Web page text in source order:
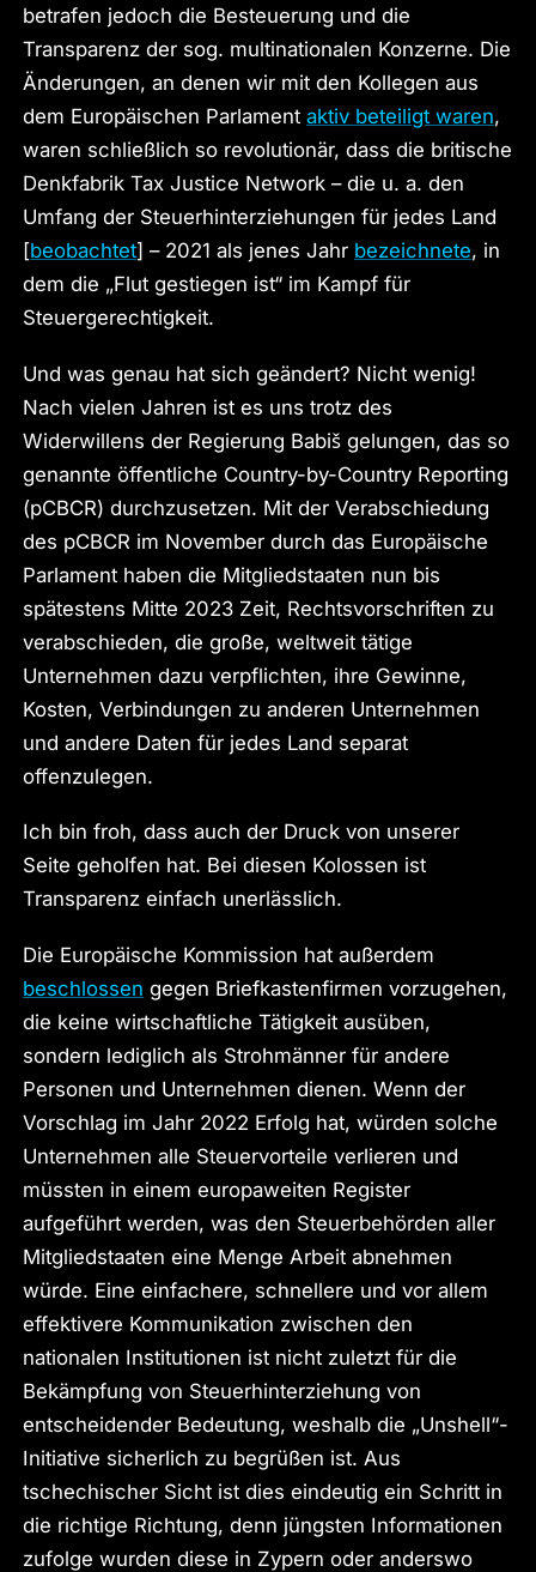
betrafen jedoch die Besteuerung und die
Transparenz der sog. multinationalen Konzerne. Die
Änderungen, an denen wir mit den Kollegen aus
dem Europäischen Parlamentaktiv beteiligt waren,
waren schließlich so revolutionär, dass die britische
Denkfabrik Tax Justice Network – die u. a. den
Umfang der Steuerhinterziehungen für jedes Land
[beobachtet] – 2021 als jenes Jahr bezeichnete, in
dem die „Flut gestiegen ist“ im Kampf für
Steuergerechtigkeit.
Und was genau hat sich geändert? Nicht wenig!
Nach vielen Jahren ist es uns trotz des
Widerwillens der Regierung Babiš gelungen, das so
genannte öffentliche Country-by-Country Reporting
(pCBCR) durchzusetzen. Mit der Verabschiedung
des pCBCR im November durch das Europäische
Parlament haben die Mitgliedstaaten nun bis
spätestens Mitte 2023 Zeit, Rechtsvorschriften zu
verabschieden, die große, weltweit tätige
Unternehmen dazu verpflichten, ihre Gewinne,
Kosten, Verbindungen zu anderen Unternehmen
und andere Daten für jedes Land separat
offenzulegen.
Ich bin froh, dass auch der Druck von unserer
Seite geholfen hat. Bei diesen Kolossen ist
Transparenz einfach unerlässlich.
Die Europäische Kommission hat außerdem
beschlossen gegen Briefkastenfirmen vorzugehen,
die keine wirtschaftliche Tätigkeit ausüben,
sondern lediglich als Strohmänner für andere
Personen und Unternehmen dienen. Wenn der
Vorschlag im Jahr 2022 Erfolg hat, würden solche
Unternehmen alle Steuervorteile verlieren und
müssten in einem europaweiten Register
aufgeführt werden, was den Steuerbehörden aller
Mitgliedstaaten eine Menge Arbeit abnehmen
würde. Eine einfachere, schnellere und vor allem
effektivere Kommunikation zwischen den
nationalen Institutionen ist nicht zuletzt für die
Bekämpfung von Steuerhinterziehung von
entscheidender Bedeutung, weshalb die „Unshell“-
Initiative sicherlich zu begrüßen ist. Aus
tschechischer Sicht ist dies eindeutig ein Schritt in
die richtige Richtung, denn jüngsten Informationen
zufolge wurden diese in Zypern oder anderswo